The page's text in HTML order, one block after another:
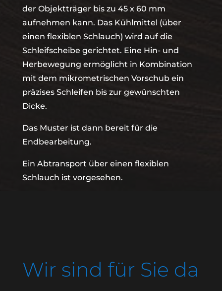
der Objektträger bis zu 45 x 60 mm
aufnehmen kann. Das Kühlmittel (über
einen flexiblen Schlauch) wird auf die
Schleifscheibe gerichtet. Eine Hin- und
Herbewegung ermöglicht in Kombination
mit dem mikrometrischen Vorschub ein
präzises Schleifen bis zur gewünschten
Dicke.
Das Muster ist dann bereit für die
Endbearbeitung.
Ein Abtransport über einen flexiblen
Schlauch ist vorgesehen.
Wir sind für Sie da